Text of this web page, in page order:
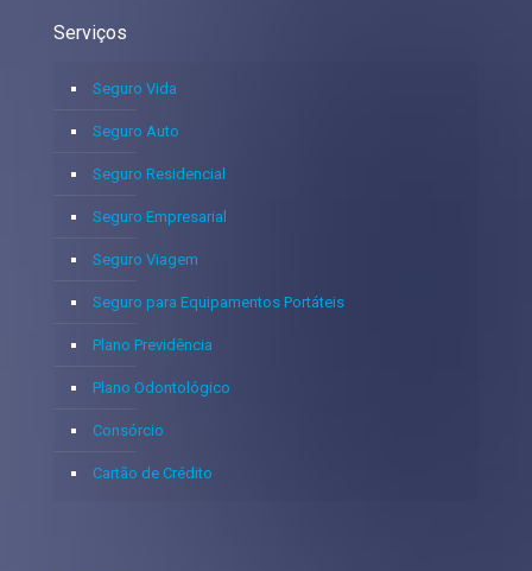
Serviços
Seguro Vida
Seguro Auto
Seguro Residencial
Seguro Empresarial
Seguro Viagem
Seguro para Equipamentos Portáteis
Plano Previdência
Plano Odontológico
Consórcio
Cartão de Crédito